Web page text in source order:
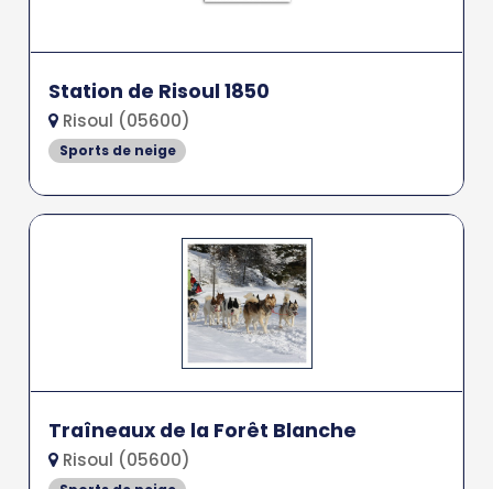
Station de Risoul 1850
Risoul (05600)
Sports de neige
Traîneaux de la Forêt Blanche
Risoul (05600)